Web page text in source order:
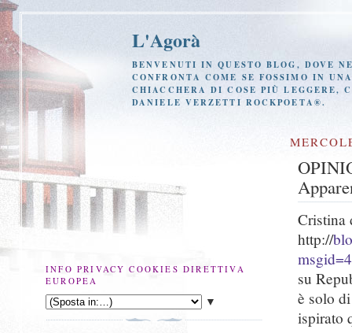
L'Agorà
BENVENUTI IN QUESTO BLOG, DOVE
CONFRONTA COME SE FOSSIMO IN
CHIACCHERA DI COSE PIÙ LEGGERE,
DANIELE VERZETTI ROCKPOETA®.
Cristina
http://
su
è solo
ispirato
INFO PRIVACY COOKIES DIRETTIVA
EUROPEA
▼